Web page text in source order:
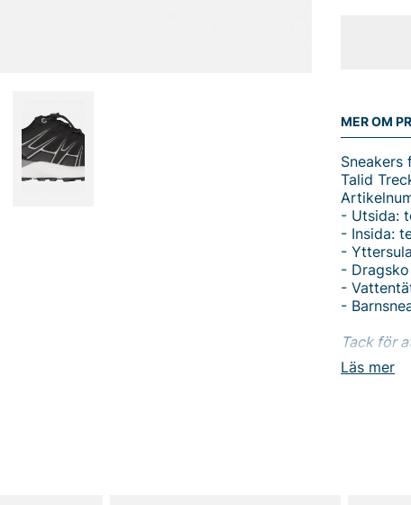
MER OM
Läs mer
Sneakers
Talid
- Utsida:
- Insida:
-
- Dragsko
-
-
Tack för
Vingåker.